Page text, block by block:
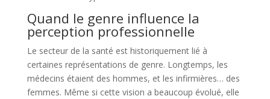
Quand le genre influence la
perception professionnelle
Le secteur de la santé est historiquement lié à
certaines représentations de genre. Longtemps, les
médecins étaient des hommes, et les infirmières… des
femmes. Même si cette vision a beaucoup évolué, elle